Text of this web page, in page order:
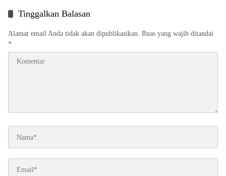
Tinggalkan Balasan
Alamat email Anda tidak akan dipublikasikan. Ruas yang wajib ditandai
*